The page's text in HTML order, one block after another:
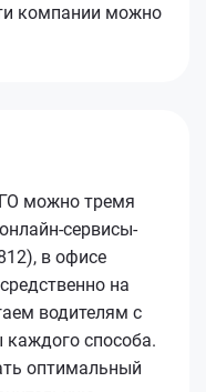
компании можно
можно тремя
сервисы-
в офисе
на
водителям с
способа.
оптимальный